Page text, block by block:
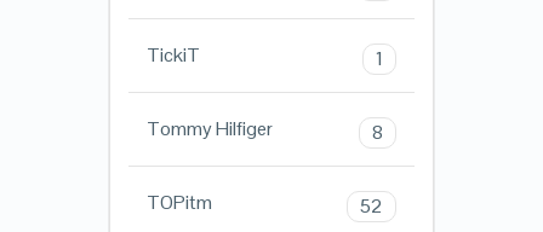
TickiT 1
Tommy Hilfiger 8
TOPitm 52